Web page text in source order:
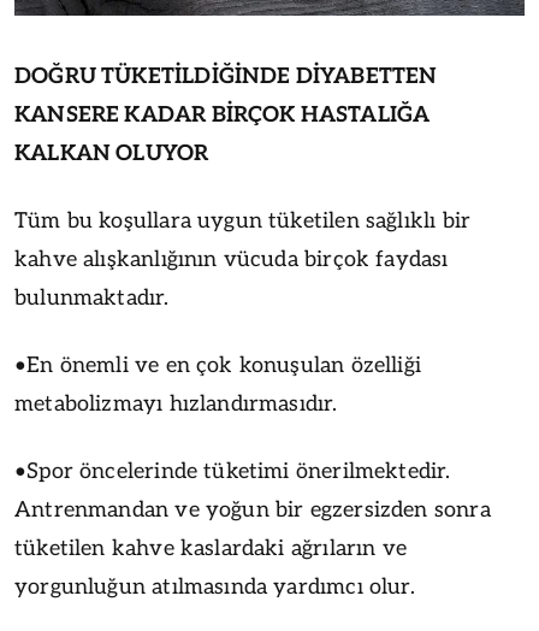
DOĞRU TÜKETİLDİĞİNDE DİYABETTEN
KANSERE KADAR BİRÇOK HASTALIĞA
KALKAN OLUYOR
Tüm bu koşullara uygun tüketilen sağlıklı bir
kahve alışkanlığının vücuda birçok faydası
bulunmaktadır.
•En önemli ve en çok konuşulan özelliği
metabolizmayı hızlandırmasıdır.
•Spor öncelerinde tüketimi önerilmektedir.
Antrenmandan ve yoğun bir egzersizden sonra
tüketilen kahve kaslardaki ağrıların ve
yorgunluğun atılmasında yardımcı olur.